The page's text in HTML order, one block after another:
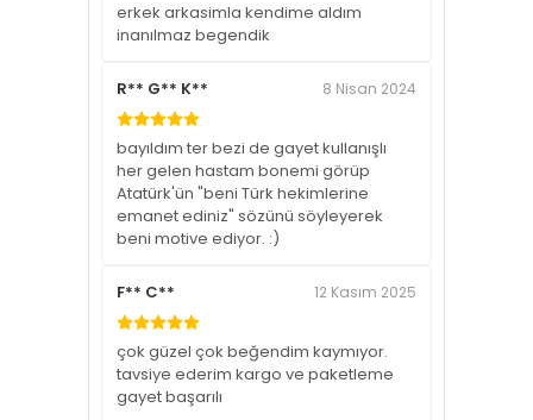
erkek arkasimla kendime aldım
inanılmaz begendik
R** G** K** 8 Nisan 2024
bayıldım ter bezi de gayet kullanışlı
her gelen hastam bonemi görüp
Atatürk'ün "beni Türk hekimlerine
emanet ediniz" sözünü söyleyerek
beni motive ediyor. :)
F** C** 12 Kasım 2025
çok güzel çok beğendim kaymıyor.
tavsiye ederim kargo ve paketleme
gayet başarılı